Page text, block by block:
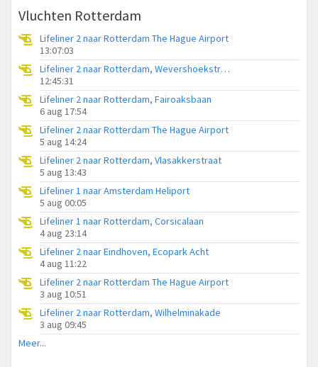
Vluchten Rotterdam
Lifeliner 2 naar Rotterdam The Hague Airport
13:07:03
Lifeliner 2 naar Rotterdam, Wevershoekstraat
12:45:31
Lifeliner 2 naar Rotterdam, Fairoaksbaan
6 aug 17:54
Lifeliner 2 naar Rotterdam The Hague Airport
5 aug 14:24
Lifeliner 2 naar Rotterdam, Vlasakkerstraat
5 aug 13:43
Lifeliner 1 naar Amsterdam Heliport
5 aug 00:05
Lifeliner 1 naar Rotterdam, Corsicalaan
4 aug 23:14
Lifeliner 2 naar Eindhoven, Ecopark Acht
4 aug 11:22
Lifeliner 2 naar Rotterdam The Hague Airport
3 aug 10:51
Lifeliner 2 naar Rotterdam, Wilhelminakade
3 aug 09:45
Meer...